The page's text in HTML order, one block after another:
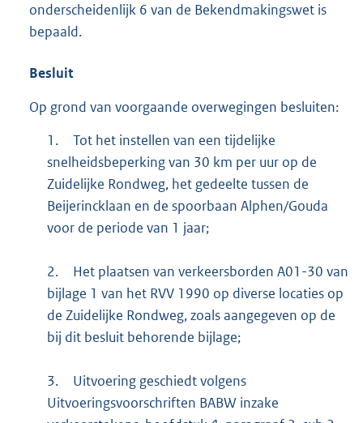
onderscheidenlijk 6 van de Bekendmakingswet is
bepaald.
Besluit
Op grond van voorgaande overwegingen besluiten:
1.
Tot het instellen van een tijdelijke
snelheidsbeperking van 30 km per uur op de
Zuidelijke Rondweg, het gedeelte tussen de
Beijerincklaan en de spoorbaan Alphen/Gouda
voor de periode van 1 jaar;
2.
Het plaatsen van verkeersborden A01-30 van
bijlage 1 van het RVV 1990 op diverse locaties op
de Zuidelijke Rondweg, zoals aangegeven op de
bij dit besluit behorende bijlage;
3.
Uitvoering geschiedt volgens
Uitvoeringsvoorschriften BABW inzake